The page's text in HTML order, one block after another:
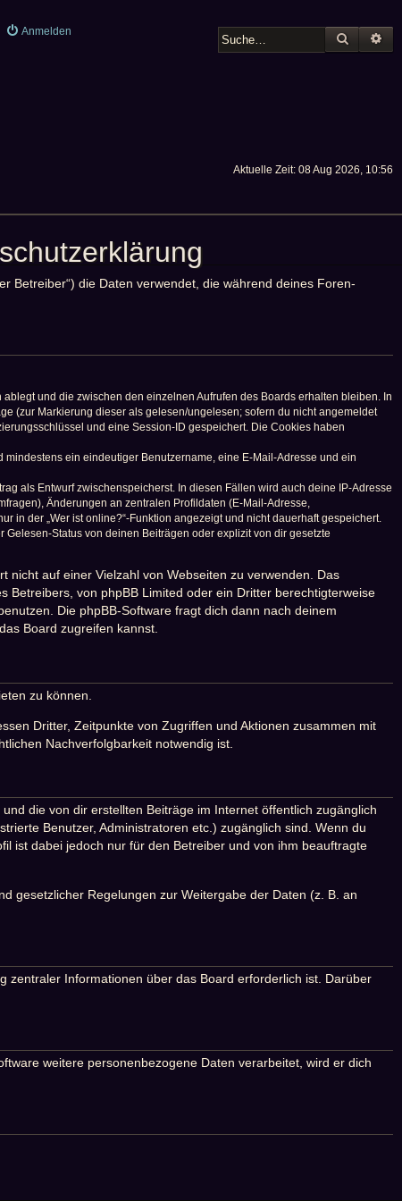
Anmelden
SUCHE
Aktuelle Zeit: 08 Aug 2026, 10:56
Betreiber“) die Daten verwendet, die während deines Foren-
und die zwischen den einzelnen Aufrufen des Boards erhalten bleiben. In
(zur Markierung dieser als gelesen/ungelesen; sofern du nicht angemeldet
und eine Session-ID gespeichert. Die Cookies haben
ein eindeutiger Benutzername, eine E-Mail-Adresse und ein
als Entwurf zwischenspeicherst. In diesen Fällen wird auch deine IP-Adresse
Änderungen an zentralen Profildaten (E-Mail-Adresse,
in der „Wer ist online?“-Funktion angezeigt und nicht dauerhaft gespeichert.
Status von deinen Beiträgen oder explizit von dir gesetzte
nicht auf einer Vielzahl von Webseiten zu verwenden. Das
Betreibers, von phpBB Limited oder ein Dritter berechtigterweise
Die phpBB-Software fragt dich dann nach deinem
Board zugreifen kannst.
zu können.
Dritter, Zeitpunkte von Zugriffen und Aktionen zusammen mit
Nachverfolgbarkeit notwendig ist.
die von dir erstellten Beiträge im Internet öffentlich zugänglich
Benutzer, Administratoren etc.) zugänglich sind. Wenn du
ist dabei jedoch nur für den Betreiber und von ihm beauftragte
gesetzlicher Regelungen zur Weitergabe der Daten (z. B. an
zentraler Informationen über das Board erforderlich ist. Darüber
weitere personenbezogene Daten verarbeitet, wird er dich